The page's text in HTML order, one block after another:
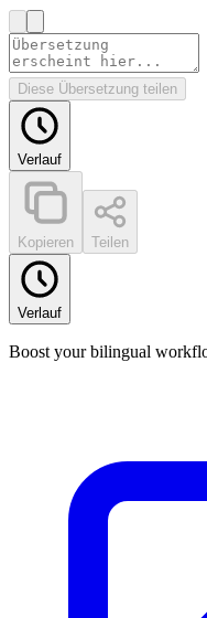
Diese Übersetzung teilen
Verlauf
Kopieren Teilen
Verlauf
Boost your bilingual